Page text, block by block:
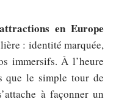
en Europe
: identité marquée,
immersifs. À l’heure
que le simple tour de
à façonner un